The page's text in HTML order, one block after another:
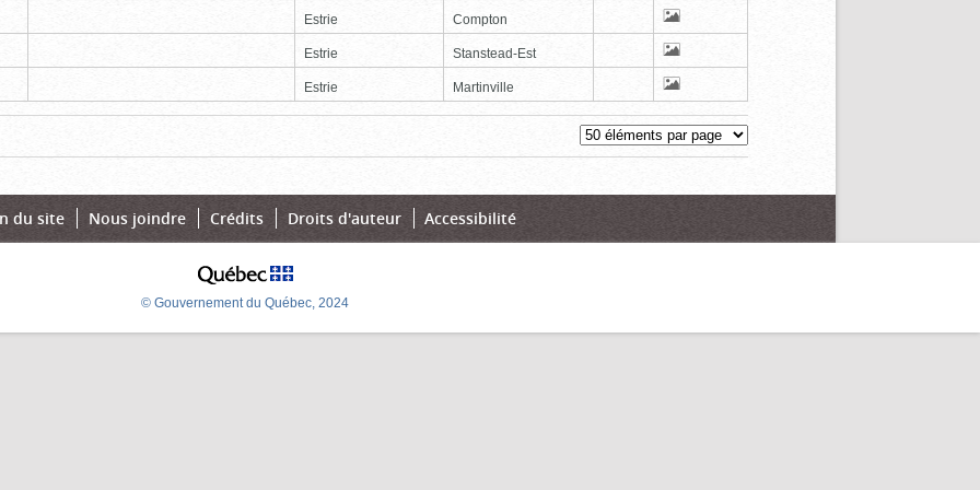
Estrie Compton
Estrie Stanstead-Est
Estrie Martinville
du site Nous joindre Crédits Droits d'auteur Accessibilité
© Gouvernement du Québec, 2024